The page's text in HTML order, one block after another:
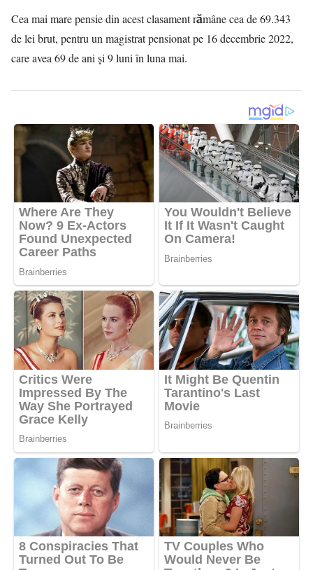
Cea mai mare pensie din acest clasament rămâne cea de 69.343
de lei brut, pentru un magistrat pensionat pe 16 decembrie 2022,
care avea 69 de ani și 9 luni în luna mai.